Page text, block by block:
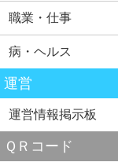
職業・仕事
病・ヘルス
運営
運営情報掲示板
ＱＲコード